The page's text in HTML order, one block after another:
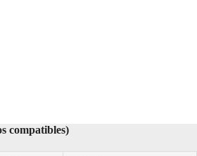
compatibles)